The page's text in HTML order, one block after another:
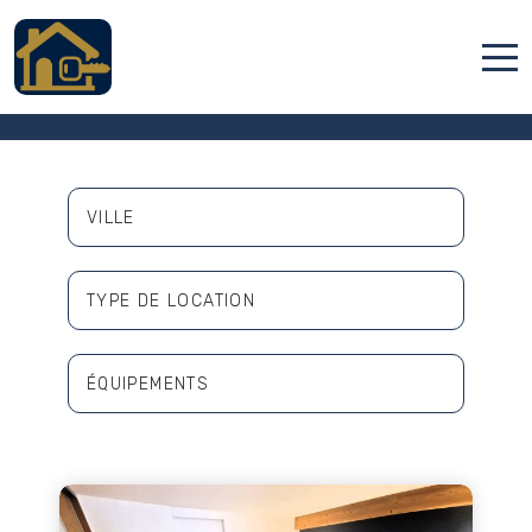
Accueil
Services
Qui sommes nous
Français
VILLE
TYPE DE LOCATION
ÉQUIPEMENTS
Activités